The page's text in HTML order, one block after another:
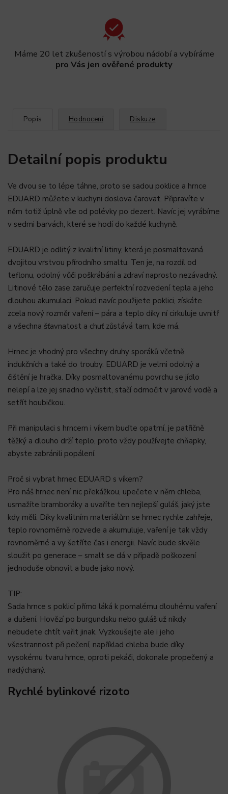
Máme 20 let zkušeností s výrobou nádobí a vybíráme
pro Vás jen ověřené produkty
Popis Hodnocení Diskuze
Detailní popis produktu
Ve dvou se to lépe táhne, proto se sadou poklice a hrnce
EDUARD můžete v kuchyni doslova čarovat. Připravíte v
něm totiž úplně vše od polévky po dezert. Navíc jej vyrábíme
v sedmi barvách, které se hodí do každé kuchyně.
EDUARD je odlitý z kvalitní litiny, která je posmaltovaná
dvojitou vrstvou přírodního smaltu. Ten je, na rozdíl od
teflonu, odolný vůči poškrábání a zdraví naprosto nezávadný.
Litinové tělo zase zaručuje perfektní rozvedení tepla a jeho
dlouhou akumulaci. Pokud navíc použijete poklici, získáte
zcela nový rozměr vaření – pára a teplo díky ní cirkuluje uvnitř
a všechna šťavnatost a chuť zůstává tam, kde má.
Hrnec je vhodný pro všechny druhy sporáků včetně
indukčních a také do trouby. EDUARD je velmi odolný a
čištění je hračka. Díky posmaltovanému povrchu se jídlo
nelepí a lze jej snadno vyčistit, stačí odmočit v jarové vodě a
setřít houbičkou.
Při manipulaci s hrncem i víkem buďte opatrní, je patřičně
těžký a dlouho drží teplo, proto vždy používejte chňapky,
abyste zabránili popálení.
Proč si vybrat hrnec EDUARD s víkem?
Pro náš hrnec není nic překážkou, upečete v něm chleba,
usmažíte bramboráky a uvaříte ten nejlepší guláš, jaký jste
kdy měli. Díky kvalitním materiálům se hrnec rychle zahřeje,
teplo rovnoměrně rozvede a akumuluje, vaření je tak vždy
rovnoměrné a vy šetříte čas i energii. Navíc bude skvěle
sloužit po generace – smalt se dá v případě poškození
jednoduše obnovit a bude jako nový.
TIP:
Sada hrnce s poklicí přímo láká k pomalému dlouhému vaření
a dušení. Hovězí po burgundsku nebo guláš už nikdy
nebudete chtít vařit jinak. Vyzkoušejte ale i jeho
všestrannost při pečení, například chleba bude díky
vysokému tvaru hrnce, oproti pekáči, dokonale propečený a
nadýchaný.
Rychlé bylinkové rizoto